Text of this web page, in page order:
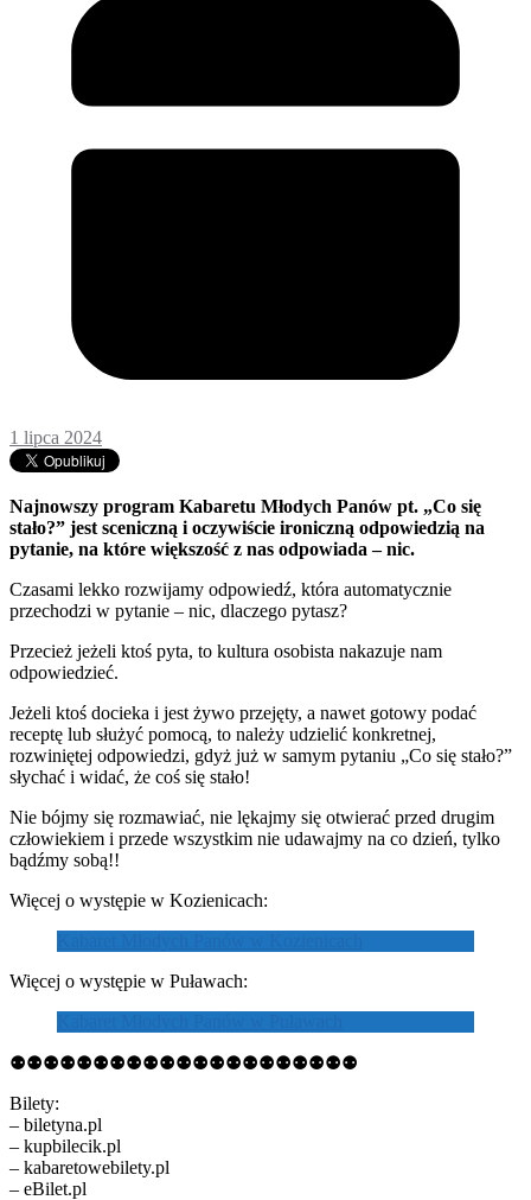
1 lipca 2024
Najnowszy program Kabaretu Młodych Panów pt. „Co się
stało?” jest sceniczną i oczywiście ironiczną odpowiedzią na
pytanie, na które większość z nas odpowiada – nic.
Czasami lekko rozwijamy odpowiedź, która automatycznie
przechodzi w pytanie – nic, dlaczego pytasz?
Przecież jeżeli ktoś pyta, to kultura osobista nakazuje nam
odpowiedzieć.
Jeżeli ktoś docieka i jest żywo przejęty, a nawet gotowy podać
receptę lub służyć pomocą, to należy udzielić konkretnej,
rozwiniętej odpowiedzi, gdyż już w samym pytaniu „Co się stało?”
słychać i widać, że coś się stało!
Nie bójmy się rozmawiać, nie lękajmy się otwierać przed drugim
człowiekiem i przede wszystkim nie udawajmy na co dzień, tylko
bądźmy sobą!!
Więcej o występie w Kozienicach:
Więcej o występie w Puławach:
⚉⚉⚉⚉⚉⚉⚉⚉⚉⚉⚉⚉⚉⚉⚉⚉⚉⚉⚉⚉⚉
Bilety:
– biletyna.pl
– kupbilecik.pl
– kabaretowebilety.pl
– eBilet.pl